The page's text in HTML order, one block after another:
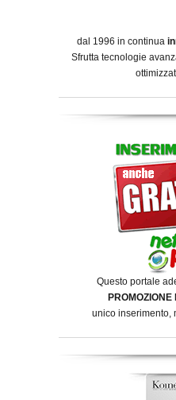
dal 1996 in continua
Sfrutta tecnologie
Questo portale
unico inserimento,